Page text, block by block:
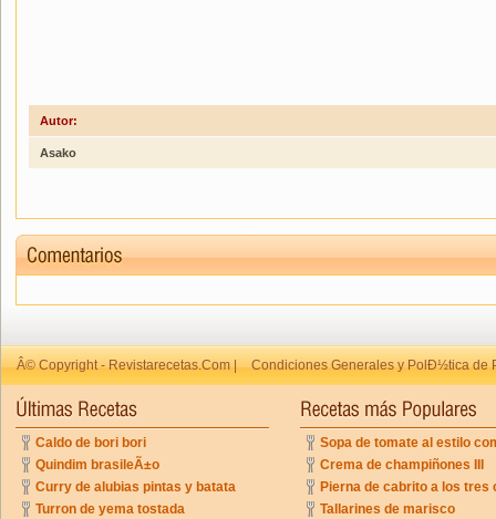
Autor:
Asako
Â© Copyright - Revistarecetas.Com | Condiciones Generales y PolÐ½tica de
Caldo de bori bori
Quindim brasileÃ±o
Curry de alubias pintas y batata
Turron de yema tostada
Sopa de tomate al estilo
Crema de champiñones III
Pierna de cabrito a los tres
Tallarines de marisco